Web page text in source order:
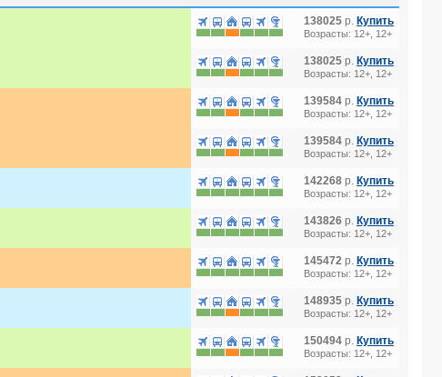
138025 р. Купить
Возрасты: 12+, 12+
138025 р. Купить
Возрасты: 12+, 12+
139584 р. Купить
Возрасты: 12+, 12+
139584 р. Купить
Возрасты: 12+, 12+
142268 р. Купить
Возрасты: 12+, 12+
143826 р. Купить
Возрасты: 12+, 12+
145472 р. Купить
Возрасты: 12+, 12+
148935 р. Купить
Возрасты: 12+, 12+
150494 р. Купить
Возрасты: 12+, 12+